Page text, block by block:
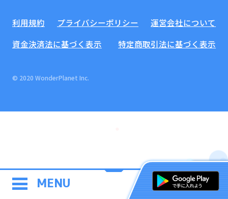
MENU
利用規約 プライバシーポリシー
運営会社について
資金決済法に基づく表示
特定商取引法に基づく表示
© 2020 WonderPlanet Inc.